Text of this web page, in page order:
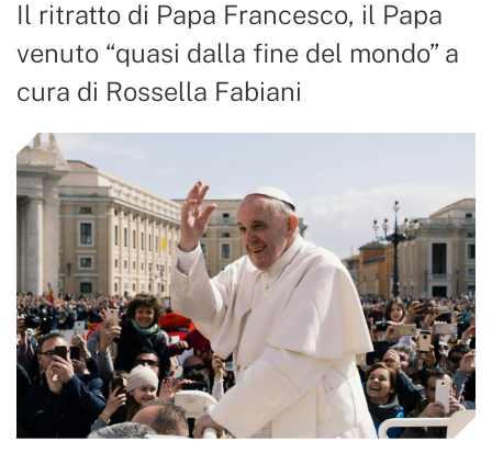
Il ritratto di Papa Francesco, il Papa
venuto “quasi dalla fine del mondo” a
cura di Rossella Fabiani